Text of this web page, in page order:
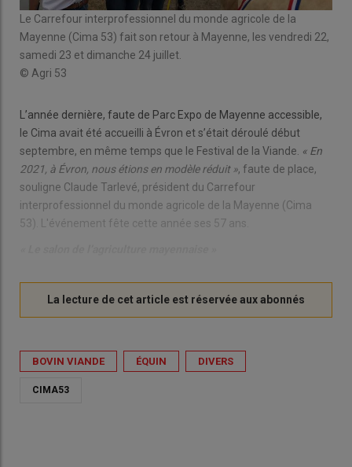
Le Carrefour interprofessionnel du monde agricole de la
Mayenne (Cima 53) fait son retour à Mayenne, les vendredi 22,
samedi 23 et dimanche 24 juillet.
© Agri 53
L’année dernière, faute de Parc Expo de Mayenne accessible,
le Cima avait été accueilli à Évron et s’était déroulé début
septembre, en même temps que le Festival de la Viande. « En
2021, à Évron, nous étions en modèle réduit », faute de place,
souligne Claude Tarlevé, président du Carrefour
interprofessionnel du monde agricole de la Mayenne (Cima
53). L'événement fête cette année ses 57 ans.
BOVIN VIANDE ÉQUIN DIVERS
CIMA53